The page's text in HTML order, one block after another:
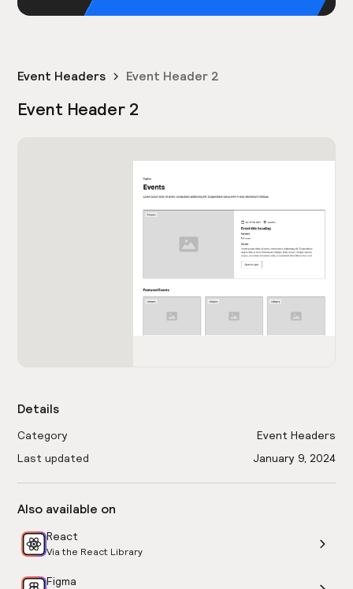
Event Headers Event Header 2
Event Header 2
Details
Category
Event Headers
Last updated
January 9, 2024
Also available on
React
Via the React Library
Figma